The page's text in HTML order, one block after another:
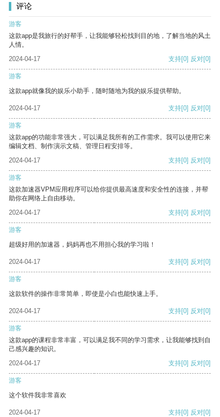
评论
游客
这款app是我旅行的好帮手，让我能够轻松找到目的地，了解当地的风土
人情。
2024-04-17
支持[0] 反对[0]
游客
这款app就像我的娱乐小助手，随时随地为我的娱乐提供帮助。
2024-04-17 支持[0] 反对[0]
游客
这款app的功能非常强大，可以满足我所有的工作需求。我可以使用它来
编辑文档、制作演示文稿、管理日程安排等。
2024-04-17
支持[0] 反对[0]
游客
这款加速器VPM应用程序可以给你提供最高速度和安全性的连接，并帮
助你在网络上自由移动。
2024-04-17
支持[0] 反对[0]
游客
超级好用的加速器，妈妈再也不用担心我的学习啦！
2024-04-17 支持[0] 反对[0]
游客
这款软件的操作非常简单，即使是小白也能快速上手。
2024-04-17 支持[0] 反对[0]
游客
这款app的课程非常丰富，可以满足我不同的学习需求，让我能够找到自
己感兴趣的知识。
2024-04-17
支持[0] 反对[0]
游客
这个软件我非常喜欢
2024-04-17 支持[0] 反对[0]